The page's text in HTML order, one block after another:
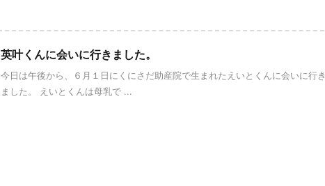
英叶くんに会いに行きました。
今日は午後から、６月１日にくにさだ助産院で生まれたえいとくんに会いに行き
ました。 えいとくんは母乳で ...